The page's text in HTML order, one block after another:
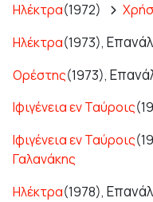
Ηλέκτρα(1972)
Ηλέκτρα(1973),
Ορέστης(1973),
Ιφιγένεια εν Ταύροις
Ιφιγένεια εν Ταύροις
Γαλανάκης
Ηλέκτρα(1978),